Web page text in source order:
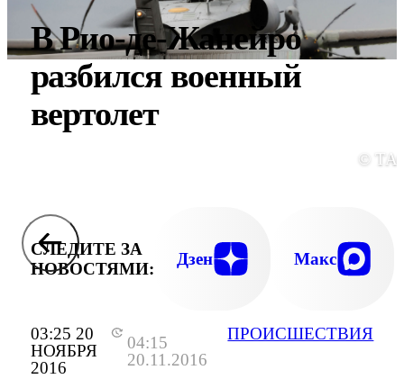
03:25 20
НОЯБРЯ
2016
04:15
20.11.2016
ПРОИСШЕСТВИЯ
В Рио-де-Жанейро
разбился военный
вертолет
©
СЛЕДИТЕ ЗА
НОВОСТЯМИ:
Дзен Макс